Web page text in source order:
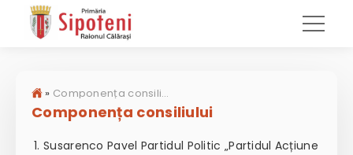
» Componența consiliului
Componența consiliului
Susarenco Pavel Partidul Politic „Partidul Acțiune